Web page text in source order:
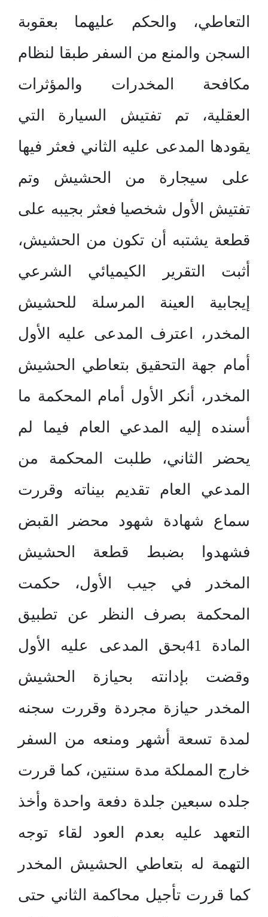
التعاطي، والحكم عليهما بعقوبة
السجن والمنع من السفر طبقا لنظام
مكافحة المخدرات والمؤثرات
العقلية، تم تفتيش السيارة التي
يقودها المدعى عليه الثاني فعثر فيها
على سيجارة من الحشيش وتم
تفتيش الأول شخصيا فعثر بجيبه على
قطعة يشتبه أن تكون من الحشيش،
أثبت التقرير الكيميائي الشرعي
إيجابية العينة المرسلة للحشيش
المخدر، اعترف المدعى عليه الأول
أمام جهة التحقيق بتعاطي الحشيش
المخدر، أنكر الأول أمام المحكمة ما
أسنده إليه المدعي العام فيما لم
يحضر الثاني، طلبت المحكمة من
المدعي العام تقديم بيناته وقررت
سماع شهادة شهود محضر القبض
فشهدوا بضبط قطعة الحشيش
المخدر في جيب الأول، حكمت
المحكمة بصرف النظر عن تطبيق
المادة 41بحق المدعى عليه الأول
وقضت بإدانته بحيازة الحشيش
المخدر حيازة مجردة وقررت سجنه
لمدة تسعة أشهر ومنعه من السفر
خارج المملكة مدة سنتين، كما قررت
جلده سبعين جلدة دفعة واحدة وأخذ
التعهد عليه بعدم العود لقاء توجه
التهمة له بتعاطي الحشيش المخدر
كما قررت تأجيل محاكمة الثاني حتى